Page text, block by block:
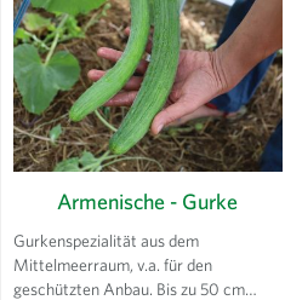
Armenische - Gurke
Gurkenspezialität aus dem
Mittelmeerraum, v.a. für den
geschützten Anbau. Bis zu 50 cm